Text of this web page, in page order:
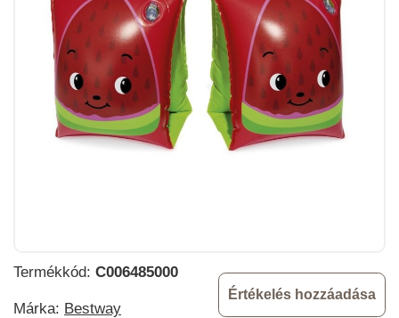
Termékkód: C006485000
Márka: Bestway
Értékelés hozzáadása